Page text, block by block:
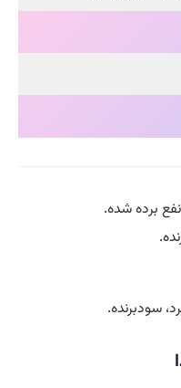
برده شده.
سودبرنده.